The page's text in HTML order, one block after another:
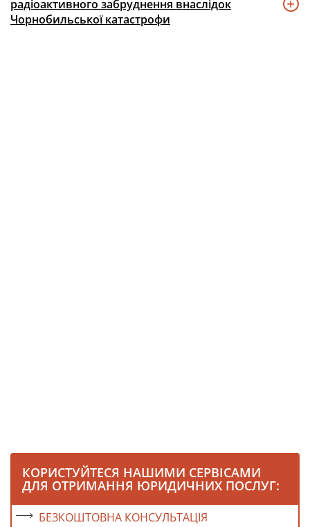
радіоактивного забруднення внаслідок
Чорнобильської катастрофи
КОРИСТУЙТЕСЯ НАШИМИ СЕРВІСАМИ
ДЛЯ ОТРИМАННЯ ЮРИДИЧНИХ ПОСЛУГ:
БЕЗКОШТОВНА КОНСУЛЬТАЦІЯ